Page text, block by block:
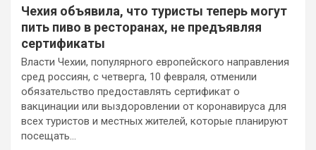
Чехия объявила, что туристы теперь могут
пить пиво в ресторанах, не предъявляя
сертификаты
Власти Чехии, популярного европейского направления
сред россиян, с четверга, 10 февраля, отменили
обязательство предоставлять сертификат о
вакцинации или выздоровлении от коронавируса для
всех туристов и местных жителей, которые планируют
посещать…